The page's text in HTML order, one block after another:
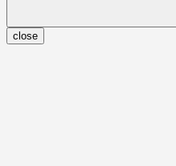
close